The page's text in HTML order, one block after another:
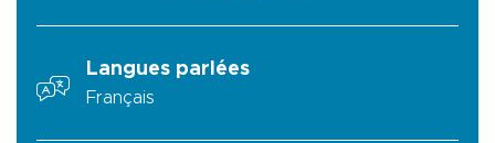
Langues parlées
Français